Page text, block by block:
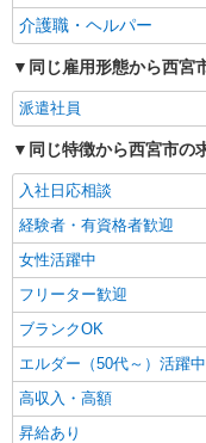
パート 派遣社員
株式会社ルフト・メディ
療養
定支給） 【介護福祉士実務者研
（交通費規定支
2〜3
西
キープ
介護職・ヘルパー
同じ雇用形態から西宮
派遣社員
同じ特徴から西宮市の
入社日応相談
経験者・有資格者歓迎
女性活躍中
フリーター歓迎
ブランクOK
エルダー（50代～）活躍中
高収入・高額
昇給あり